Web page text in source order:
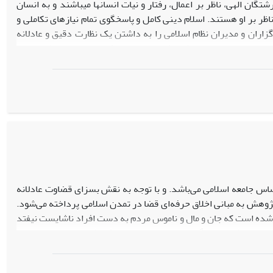
الهی، ناظر بر اعمال، رفتار و نیات انسان­ها می­باشند و به انسان
بر او هستند. اسلام دینى کامل و پاسخگوى تمام نیازهاى تکاملى و
و مدیران نظام اسلامی را به داشتن یک نظارت دقیق و عادلانه
وابسته به وجود نظام نظارتى جامع می­باشد. جمهوری اسلامی ایران
آن الهی و مردمی است و در نتیجه، نظارت بر دولت در این نظام از
در این مقاله با روش توصیفی تحلیلی به این یافته می­رسد که
ایران دارای مبانی شرعی (قرآن، سنت، احادیث و روایات) و
جامعه اسلامی می‌باشد. و با توجه به نقش بسزای قضاوت عادلانه
به مبانی اخلاق حرفه‌ای قضا در تمدن اسلامی پرداخته می‌شود.
است که جان و مال و ناموس مردم به دست افراد ناشایست نیفتد
شخصی یا گروه‌های سودجو و منحرف نشود. پس از بررسی و
شاخصه‌های مهم اخلاق حرفه‌ای قضا را استخراج
اخلاص در عمل و تهذیب نفس، خوش رفتاری و برخورد نیکو، رعایت